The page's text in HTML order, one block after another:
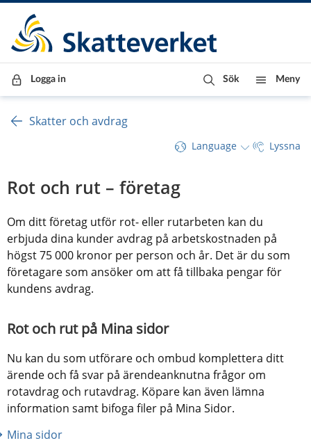
Till innehåll
Till navigationen
Till chattrobot
Logga in Sök Meny
Skatter och avdrag
Language Lyssna
Rot och rut – företag
Om ditt företag utför rot- eller rutarbeten kan du
erbjuda dina kunder avdrag på arbetskostnaden på
högst 75 000 kronor per person och år. Det är du som
företagare som ansöker om att få tillbaka pengar för
kundens avdrag.
Rot och rut på Mina sidor
Nu kan du som utförare och ombud komplettera ditt
ärende och få svar på ärendeanknutna frågor om
rotavdrag och rutavdrag. Köpare kan även lämna
information samt bifoga filer på Mina Sidor.
Mina sidor